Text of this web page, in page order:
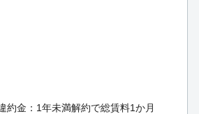
約金：1年未満解約で総賃料1か月